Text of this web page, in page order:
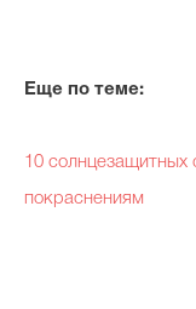
Еще по теме:
10 солнцезащитных
покраснениям